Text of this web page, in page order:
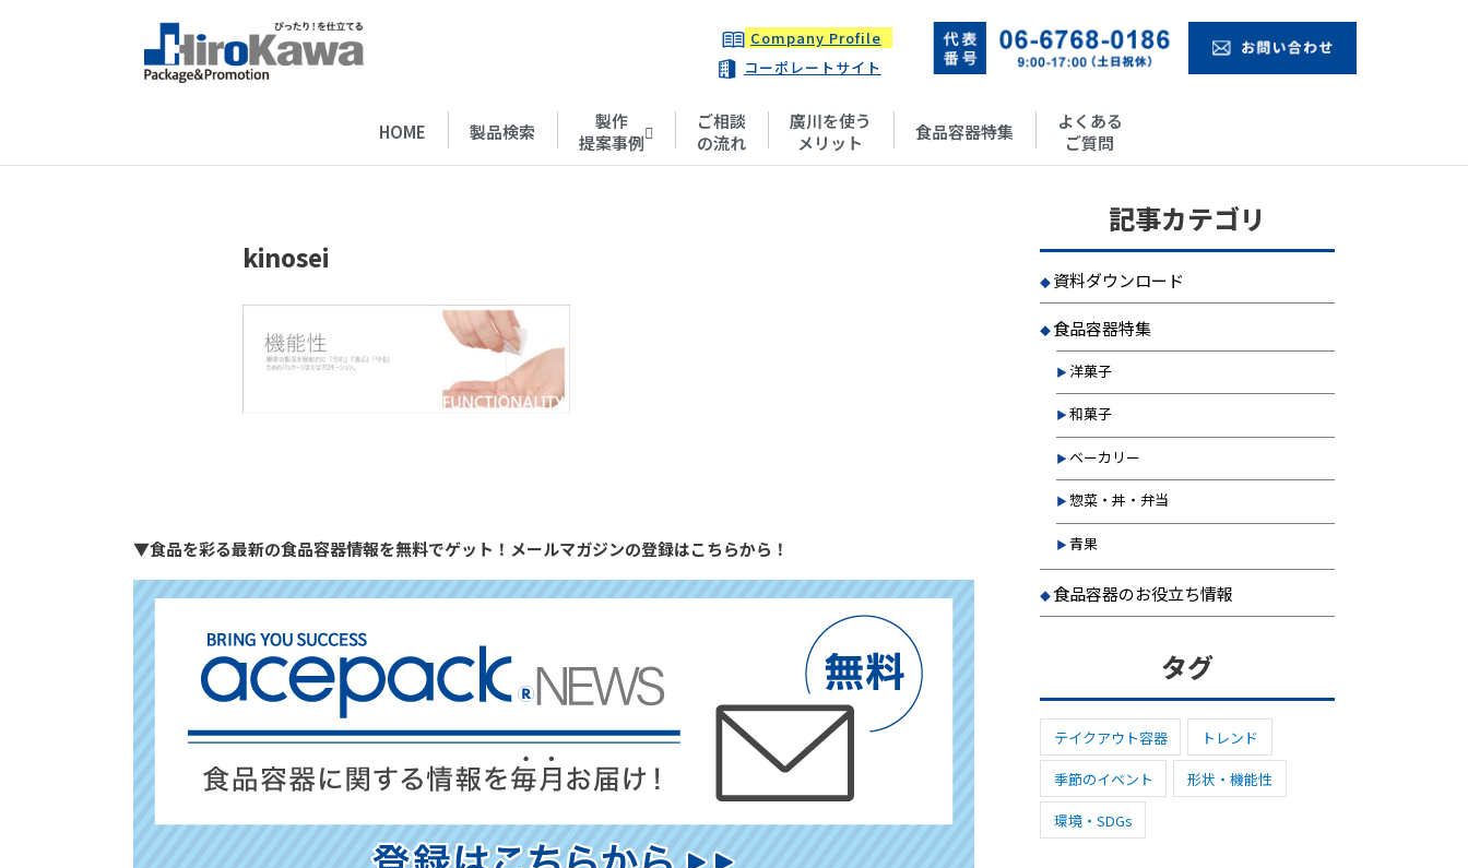
Company Profile
コーポレートサイト
HOME 製品検索
製作
提案事例
ご相談
の流れ
廣川を使う
メリット
食品容器特集
よくある
ご質問
kinosei
▼食品を彩る最新の食品容器情報を無料でゲット！メールマガジンの登録はこちらから！
記事カテゴリ
資料ダウンロード
食品容器特集
洋菓子
和菓子
ベーカリー
惣菜・丼・弁当
青果
食品容器のお役立ち情報
タグ
テイクアウト容器
トレンド
季節のイベント
形状・機能性
環境・SDGs